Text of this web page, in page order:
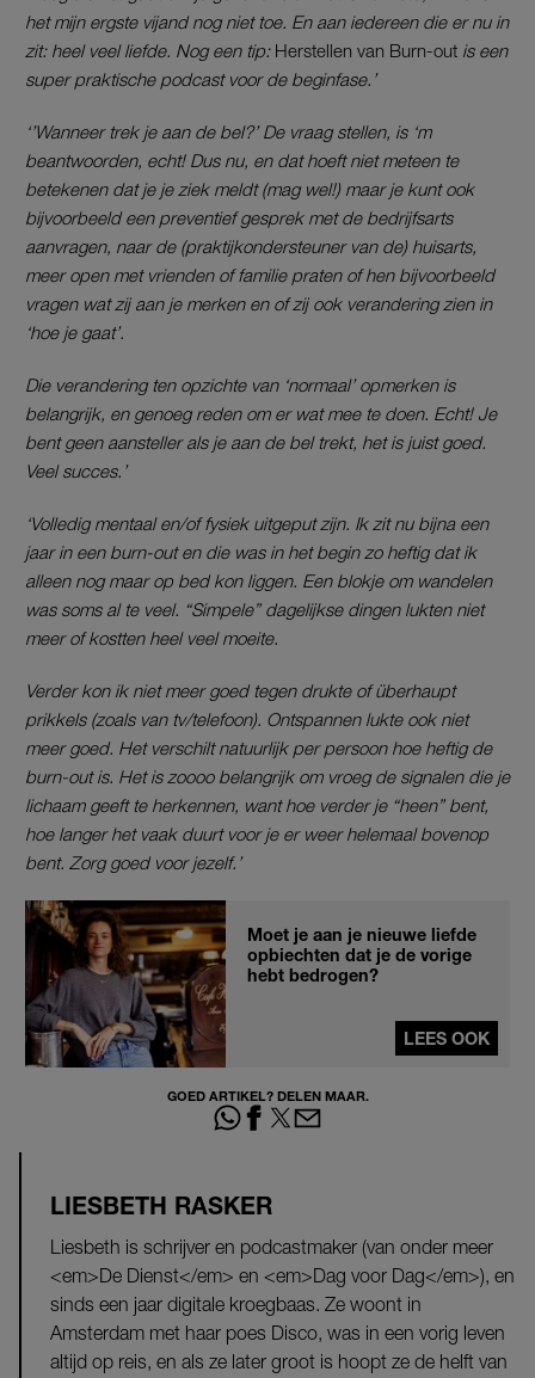
het mijn ergste vijand nog niet toe. En aan iedereen die er nu in
zit: heel veel liefde. Nog een tip: Herstellen van Burn-out is een
super praktische podcast voor de beginfase.’
‘’Wanneer trek je aan de bel?’ De vraag stellen, is ‘m
beantwoorden, echt! Dus nu, en dat hoeft niet meteen te
betekenen dat je je ziek meldt (mag wel!) maar je kunt ook
bijvoorbeeld een preventief gesprek met de bedrijfsarts
aanvragen, naar de (praktijkondersteuner van de) huisarts,
meer open met vrienden of familie praten of hen bijvoorbeeld
vragen wat zij aan je merken en of zij ook verandering zien in
‘hoe je gaat’.
Die verandering ten opzichte van ‘normaal’ opmerken is
belangrijk, en genoeg reden om er wat mee te doen. Echt! Je
bent geen aansteller als je aan de bel trekt, het is juist goed.
Veel succes.’
‘Volledig mentaal en/of fysiek uitgeput zijn. Ik zit nu bijna een
jaar in een burn-out en die was in het begin zo heftig dat ik
alleen nog maar op bed kon liggen. Een blokje om wandelen
was soms al te veel. “Simpele” dagelijkse dingen lukten niet
meer of kostten heel veel moeite.
Verder kon ik niet meer goed tegen drukte of überhaupt
prikkels (zoals van tv/telefoon). Ontspannen lukte ook niet
meer goed. Het verschilt natuurlijk per persoon hoe heftig de
burn-out is. Het is zoooo belangrijk om vroeg de signalen die je
lichaam geeft te herkennen, want hoe verder je “heen” bent,
hoe langer het vaak duurt voor je er weer helemaal bovenop
bent. Zorg goed voor jezelf.’
Moet je aan je nieuwe liefde
opbiechten dat je de vorige
hebt bedrogen?
LEES OOK
GOED ARTIKEL? DELEN MAAR.
LIESBETH RASKER
Liesbeth is schrijver en podcastmaker (van onder meer
<em>De Dienst</em> en <em>Dag voor Dag</em>), en
sinds een jaar digitale kroegbaas. Ze woont in
Amsterdam met haar poes Disco, was in een vorig leven
altijd op reis, en als ze later groot is hoopt ze de helft van